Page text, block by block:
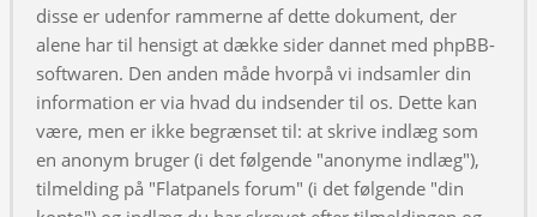
disse er udenfor rammerne af dette dokument, der
alene har til hensigt at dække sider dannet med phpBB-
softwaren. Den anden måde hvorpå vi indsamler din
information er via hvad du indsender til os. Dette kan
være, men er ikke begrænset til: at skrive indlæg som
en anonym bruger (i det følgende "anonyme indlæg"),
tilmelding på "Flatpanels forum" (i det følgende "din